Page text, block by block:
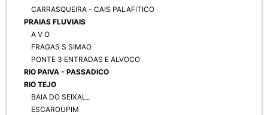
CARRASQUEIRA - CAIS PALAFITICO
PRAIAS FLUVIAIS
A V O
FRAGAS S SIMAO
PONTE 3 ENTRADAS E ALVOCO
RIO PAIVA - PASSADICO
RIO TEJO
BAIA DO SEIXAL_
ESCAROUPIM